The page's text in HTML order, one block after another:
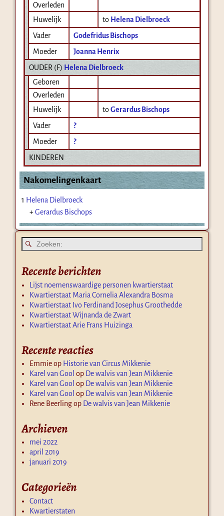
Overleden
Huwelijk
to Helena Dielbroeck
Vader
Godefridus Bischops
Moeder
Joanna Henrix
OUDER (F) Helena Dielbroeck
Geboren
Overleden
Huwelijk
toGerardus Bischops
Vader
?
Moeder
?
KINDEREN
Nakomelingenkaart
1 Helena Dielbroeck
+Gerardus Bischops
Recente berichten
Lijst noemenswaardige personen kwartierstaat
Kwartierstaat Maria Cornelia Alexandra Bosma
Kwartierstaat Ivo Ferdinand Josephus Groothedde
Kwartierstaat Wijnanda de Zwart
Kwartierstaat Arie Frans Huizinga
Recente reacties
Emmieop Historie van Circus Mikkenie
Karel van Gool op De walvis van Jean Mikkenie
Karel van Gool op De walvis van Jean Mikkenie
Karel van Gool op De walvis van Jean Mikkenie
Rene Beerlingop De walvis van Jean Mikkenie
Archieven
mei 2022
april 2019
januari 2019
Categorieën
Contact
Kwartierstaten